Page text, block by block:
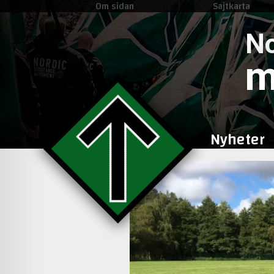
Om sidan Sajtkarta
Nyheter